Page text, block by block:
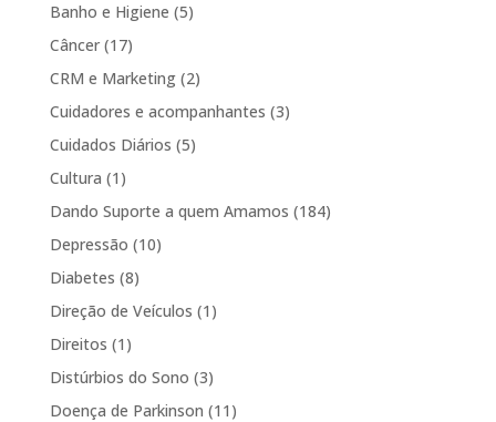
Banho e Higiene (5)
Câncer(17)
CRM e Marketing(2)
Cuidadores e acompanhantes (3)
Cuidados Diários (5)
Cultura (1)
Dando Suporte a quem Amamos (184)
Depressão (10)
Diabetes (8)
Direção de Veículos (1)
Direitos (1)
Distúrbios do Sono (3)
Doença de Parkinson (11)